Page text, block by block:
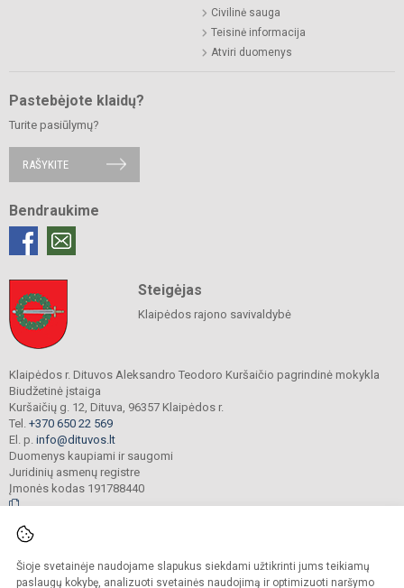
Šioje svetainėje naudojame slapukus siekdami užtikrinti jums teikiamų
paslaugų kokybę, analizuoti svetainės naudojimą ir optimizuoti naršymo
Civilinė sauga
Teisinė informacija
Atviri duomenys
Pastebėjote klaidų?
Turite pasiūlymų?
RAŠYKITE
Bendraukime
Steigėjas
Klaipėdos rajono savivaldybė
Klaipėdos r. Dituvos Aleksandro Teodoro Kuršaičio pagrindinė mokykla
Biudžetinė įstaiga
Kuršaičių g. 12, Dituva, 96357 Klaipėdos r.
Tel. +370 650 22 569
El. p. info@dituvos.lt
Duomenys kaupiami ir saugomi
Juridinių asmenų registre
Įmonės kodas 191788440
Visos teisės saugomos. Kopijuoti turinį be raštiško įstaigos administracijos
sutikimo griežtai draudžiama.